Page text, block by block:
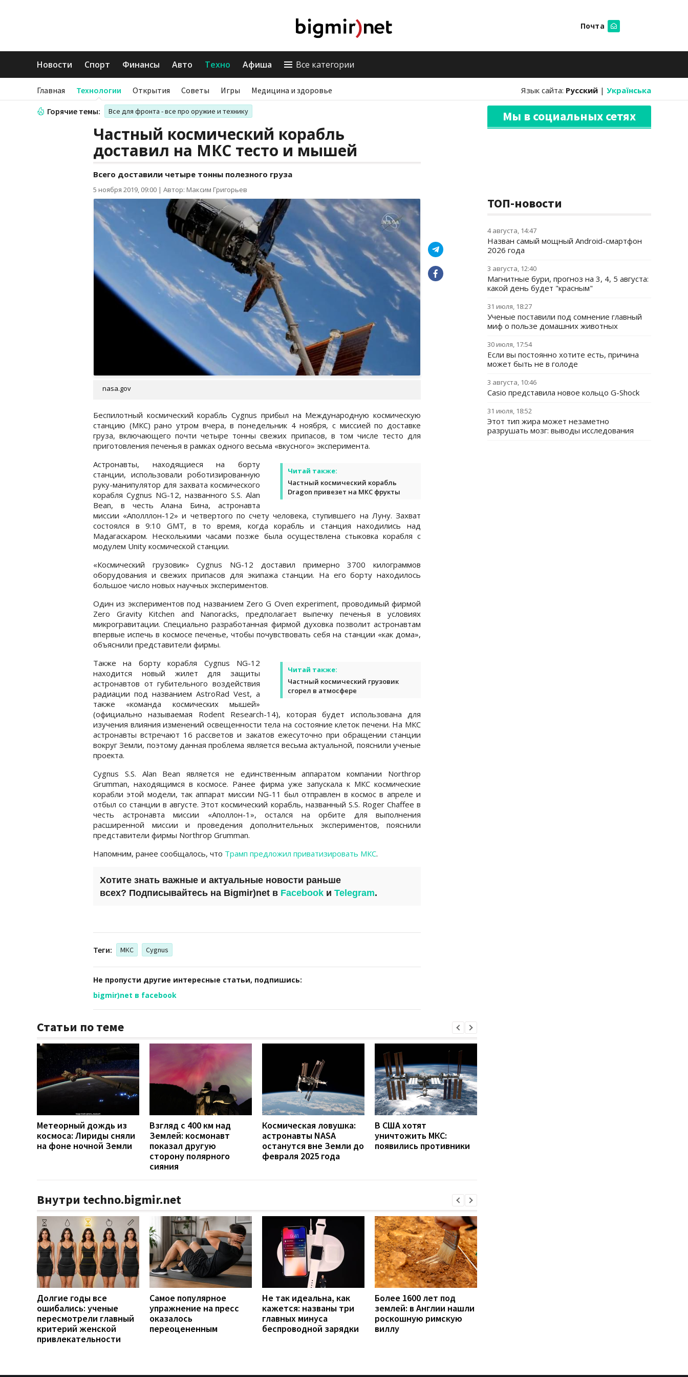
Почта
Новости Спорт Финансы Авто Техно Афиша Все категории
Главная Технологии Открытия Советы Игры Медицина и здоровье Язык сайта: Русский | Українська
Горячие темы: Все для фронта - все про оружие и технику
Частный космический корабль
доставил на МКС тесто и мышей
Всего доставили четыре тонны полезного груза
5 ноября 2019, 09:00 | Автор: Максим Григорьев
nasa.gov
Беспилотный космический корабль Cygnus прибыл на Международную космическую
станцию (МКС) рано утром вчера, в понедельник 4 ноября, с миссией по доставке
груза, включающего почти четыре тонны свежих припасов, в том числе тесто для
приготовления печенья в рамках одного весьма «вкусного» эксперимента.
Читай также:
Частный космический корабль
Dragon привезет на МКС фрукты
Астронавты, находящиеся на борту
станции, использовали роботизированную
руку-манипулятор для захвата космического
корабля Cygnus NG-12, названного S.S. Alan
Bean, в честь Алана Бина, астронавта
миссии «Аполллон-12» и четвертого по счету человека, ступившего на Луну. Захват
состоялся в 9:10 GMT, в то время, когда корабль и станция находились над
Мадагаскаром. Несколькими часами позже была осуществлена стыковка корабля с
модулем Unity космической станции.
«Космический грузовик» Cygnus NG-12 доставил примерно 3700 килограммов
оборудования и свежих припасов для экипажа станции. На его борту находилось
большое число новых научных экспериментов.
Один из экспериментов под названием Zero G Oven experiment, проводимый фирмой
Zero Gravity Kitchen and Nanoracks, предполагает выпечку печенья в условиях
микрогравитации. Специально разработанная фирмой духовка позволит астронавтам
впервые испечь в космосе печенье, чтобы почувствовать себя на станции «как дома»,
объяснили представители фирмы.
Читай также:
Частный космический грузовик
сгорел в атмосфере
Также на борту корабля Cygnus NG-12
находится новый жилет для защиты
астронавтов от губительного воздействия
радиации под названием AstroRad Vest, а
также «команда космических мышей»
(официально называемая Rodent Research-14), которая будет использована для
изучения влияния изменений освещенности тела на состояние клеток печени. На МКС
астронавты встречают 16 рассветов и закатов ежесуточно при обращении станции
вокруг Земли, поэтому данная проблема является весьма актуальной, пояснили ученые
проекта.
Cygnus S.S. Alan Bean является не единственным аппаратом компании Northrop
Grumman, находящимся в космосе. Ранее фирма уже запускала к МКС космические
корабли этой модели, так аппарат миссии NG-11 был отправлен в космос в апреле и
отбыл со станции в августе. Этот космический корабль, названный S.S. Roger Chaffee в
честь астронавта миссии «Аполлон-1», остался на орбите для выполнения
расширенной миссии и проведения дополнительных экспериментов, пояснили
представители фирмы Northrop Grumman.
Напомним, ранее сообщалось, что Трамп предложил приватизировать МКС.
Хотите знать важные и актуальные новости раньше
всех? Подписывайтесь на Bigmir)net в Facebook и Telegram.
Теги: МКС Cygnus
Не пропусти другие интересные статьи, подпишись:
bigmir)net в facebook
Статьи по теме
Метеорный дождь из
космоса: Лириды сняли
на фоне ночной Земли
Взгляд с 400 км над
Землей: космонавт
показал другую
сторону полярного
сияния
Космическая ловушка:
астронавты NASA
останутся вне Земли до
февраля 2025 года
В США хотят
уничтожить МКС:
появились противники
Внутри techno.bigmir.net
Долгие годы все
ошибались: ученые
пересмотрели главный
критерий женской
привлекательности
Самое популярное
упражнение на пресс
оказалось
переоцененным
Не так идеальна, как
кажется: названы три
главных минуса
беспроводной зарядки
Более 1600 лет под
землей: в Англии нашли
роскошную римскую
виллу
Мы в социальных сетях
ТОП-новости
4 августа, 14:47
Назван самый мощный Android-смартфон
2026 года
3 августа, 12:40
Магнитные бури, прогноз на 3, 4, 5 августа:
какой день будет "красным"
31 июля, 18:27
Ученые поставили под сомнение главный
миф о пользе домашних животных
30 июля, 17:54
Если вы постоянно хотите есть, причина
может быть не в голоде
3 августа, 10:46
Casio представила новое кольцо G-Shock
31 июля, 18:52
Этот тип жира может незаметно
разрушать мозг: выводы исследования